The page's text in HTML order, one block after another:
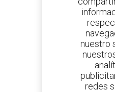
Cree
y reciba anuncios
800
nuestro
redes